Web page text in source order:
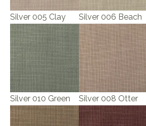
Silver 005 Clay Silver 006 Beach
Silver 010 Green Silver 008 Otter